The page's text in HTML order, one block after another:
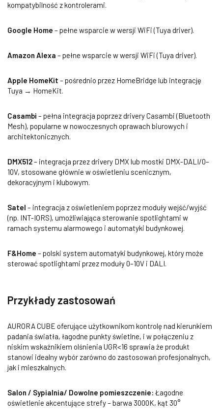
kompatybilność z kontrolerami.
Google Home – pełne wsparcie w wersji WiFi (Tuya driver).
Amazon Alexa – pełne wsparcie w wersji WiFi (Tuya driver).
Apple HomeKit – pośrednio przez HomeBridge lub integrację
Tuya → HomeKit.
Casambi – pełna integracja poprzez drivery Casambi (Bluetooth
Mesh), popularne w nowoczesnych oprawach biurowych i
architektonicznych.
DMX512– integracja przez drivery DMX lub mostki DMX-DALI/0–
10V, stosowane głównie w oświetleniu scenicznym,
dekoracyjnym i klubowym.
Satel – integracja z oświetleniem poprzez moduły wejść/wyjść
(np. INT-IORS), umożliwiająca sterowanie spotlightami w
ramach systemu alarmowego i automatyki budynkowej.
F&Home – polski system automatyki budynkowej, który może
sterować spotlightami przez moduły 0–10V i DALI.
Przykłady zastosowań
AURORA CUBE oferujące użytkownikom kontrolę nad kierunkiem
padania światła, łagodne punkty świetlne, i w połączeniu z
niskim wskaźnikiem olśnienia UGR<16 sprawia że produkt
stanowi idealny wybór zarówno do zastosowań profesjonalnych,
jak i mieszkalnych.
Salon / Sypialnia/ Dowolne pomieszczenie: Łagodne
oświetlenie akcentujące strefy – barwa 3000K, kąt 30°